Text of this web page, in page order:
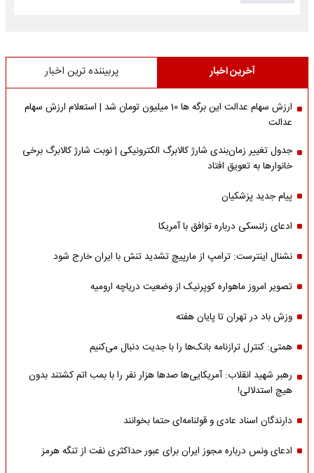
آخرین اخبار پربیننده ترین اخبار
ارزش سهام عدالت این برگه ها 10 میلیون تومان شد | استعلام ارزش سهام
عدالت
جدول تغییر زمان‌بندی شارژ کالابرگ الکترونیکی | نوبت شارژ کالابرگ برخی
خانوارها به تعویق افتاد
پیام جدید پزشکیان
ادعای زلنسکی درباره توافق با آمریکا
نشنال اینترست: ترامپ از مارپیچ تشدید تنش با ایران خارج شود
تصویر امروز ماهواره کوپرنیک از وضعیت دریاچه ارومیه
وزش باد در تهران تا پایان هفته
همتی: کنترل ترازنامه بانک‌ها را با جدیت دنبال می‌کنیم
رهبر شهید انقلاب: آمریکایی‌ها صدها هزار نفر را با بمب اتم کشتند بدون
هیچ استدلالی!
دارندگان اسناد عادی و قولنامه‌ای حتما بخوانند
ادعای ونس درباره مجوز ایران برای عبور حداکثری نفت از تنگه هرمز